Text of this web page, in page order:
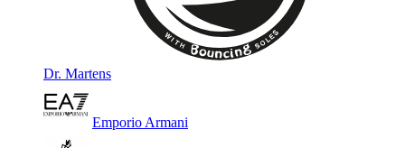
Dr. Martens
Emporio Armani